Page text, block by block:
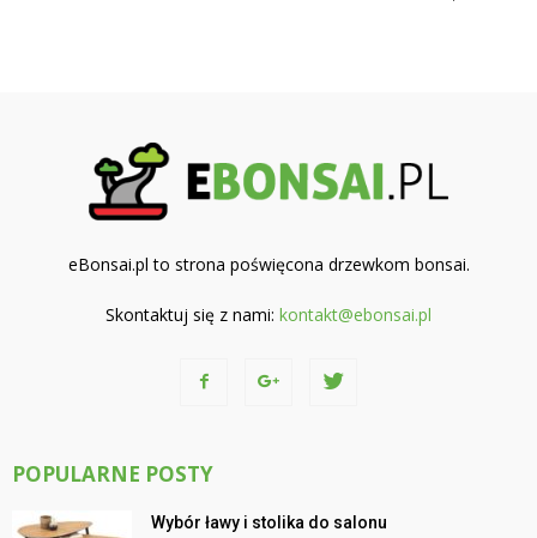
eBonsai.pl to strona poświęcona drzewkom bonsai.
Skontaktuj się z nami: kontakt@ebonsai.pl
POPULARNE POSTY
Wybór ławy i stolika do salonu